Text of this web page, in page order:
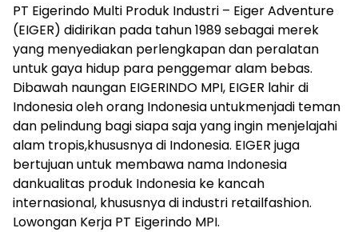
PT Eigerindo Multi Produk Industri – Eiger Adventure
(EIGER) didirikan pada tahun 1989 sebagai merek
yang menyediakan perlengkapan dan peralatan
untuk gaya hidup para penggemar alam bebas.
Dibawah naungan EIGERINDO MPI, EIGER lahir di
Indonesia oleh orang Indonesia untukmenjadi teman
dan pelindung bagi siapa saja yang ingin menjelajahi
alam tropis,khususnya di Indonesia. EIGER juga
bertujuan untuk membawa nama Indonesia
dankualitas produk Indonesia ke kancah
internasional, khususnya di industri retailfashion.
Lowongan Kerja PT Eigerindo MPI.